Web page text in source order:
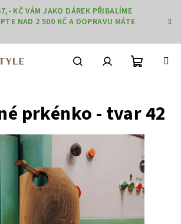
KČ VÁM JAKO DÁREK PŘIBALÍME
NAD 2 500 KČ A DOPRAVU MÁTE
košík
prkénko - tvar 42